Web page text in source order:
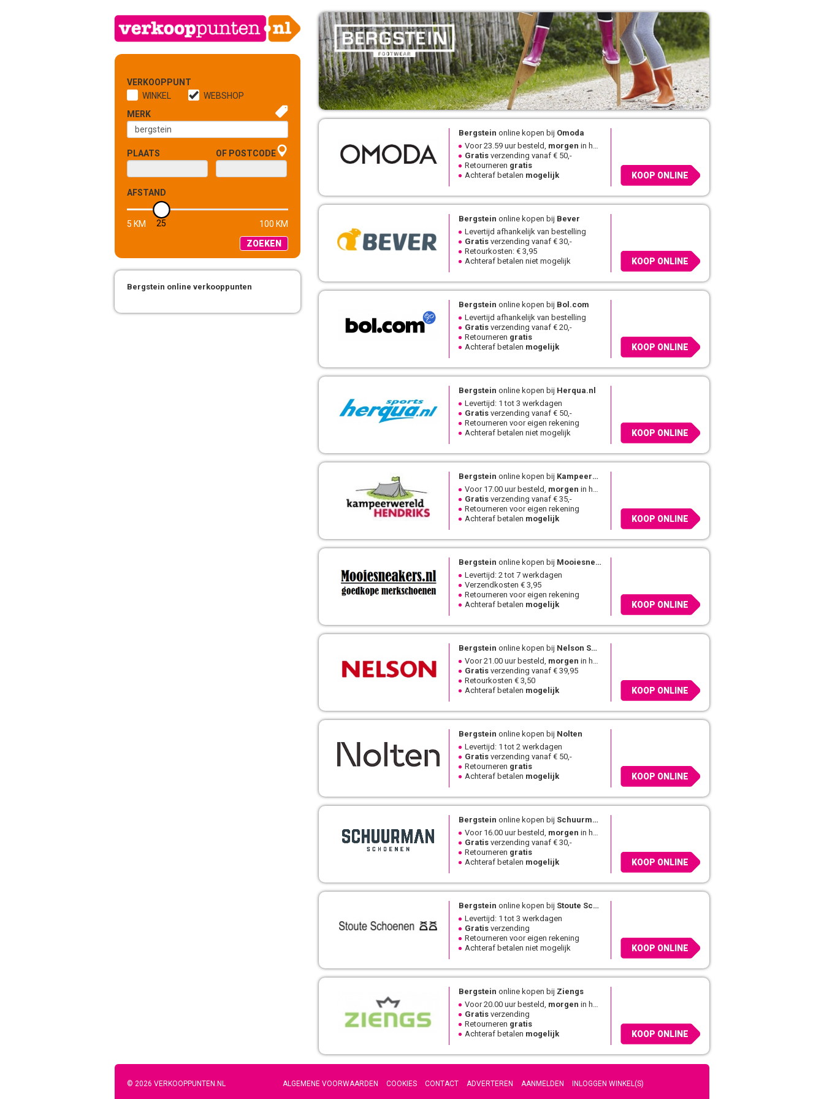
VERKOOPPUNT
WINKEL
WEBSHOP
MERK
PLAATS OF POSTCODE
AFSTAND
5 KM 25
100 KM
ZOEKEN
Bergstein online verkooppunten
Bergstein online kopen bij Omoda
Voor 23.59 uur besteld, morgen in huis
Gratis verzending vanaf € 50,-
Retourneren gratis
Achteraf betalen mogelijk KOOP ONLINE
Bergstein online kopen bij Bever
Levertijd afhankelijk van bestelling
Gratis verzending vanaf € 30,-
Retourkosten: € 3,95
Achteraf betalen niet mogelijk
KOOP ONLINE
Bergstein online kopen bij Bol.com
Levertijd afhankelijk van bestelling
Gratis verzending vanaf € 20,-
Retourneren gratis
Achteraf betalen mogelijk KOOP ONLINE
Bergstein online kopen bij Herqua.nl
Levertijd: 1 tot 3 werkdagen
Gratis verzending vanaf € 50,-
Retourneren voor eigen rekening
Achteraf betalen niet mogelijk
KOOP ONLINE
Bergstein online kopen bij Kampeerwereld.nl
Voor 17.00 uur besteld, morgen in huis
Gratis verzending vanaf € 35,-
Retourneren voor eigen rekening
Achteraf betalen mogelijk KOOP ONLINE
Bergstein online kopen bij Mooiesneakers.nl
Levertijd: 2 tot 7 werkdagen
Verzendkosten € 3,95
Retourneren voor eigen rekening
Achteraf betalen mogelijk KOOP ONLINE
Bergstein online kopen bij Nelson Schoenen
Voor 21.00 uur besteld, morgen in huis
Gratis verzending vanaf € 39,95
Retourkosten € 3,50
Achteraf betalen mogelijk KOOP ONLINE
Bergstein online kopen bij Nolten
Levertijd: 1 tot 2 werkdagen
Gratis verzending vanaf € 50,-
Retourneren gratis
Achteraf betalen mogelijk KOOP ONLINE
Bergstein online kopen bij Schuurman Schoenen
Voor 16.00 uur besteld, morgen in huis
Gratis verzending vanaf € 30,-
Retourneren gratis
Achteraf betalen mogelijk KOOP ONLINE
Bergstein online kopen bij Stoute Schoenen
Levertijd: 1 tot 3 werkdagen
Gratisverzending
Retourneren voor eigen rekening
Achteraf betalen niet mogelijk
KOOP ONLINE
Bergstein online kopen bij Ziengs
Voor 20.00 uur besteld, morgen in huis
Gratis verzending
Retourneren gratis
Achteraf betalen mogelijk KOOP ONLINE
© 2026 VERKOOPPUNTEN.NL ALGEMENE VOORWAARDEN COOKIES CONTACT ADVERTEREN AANMELDEN INLOGGEN WINKEL(S)